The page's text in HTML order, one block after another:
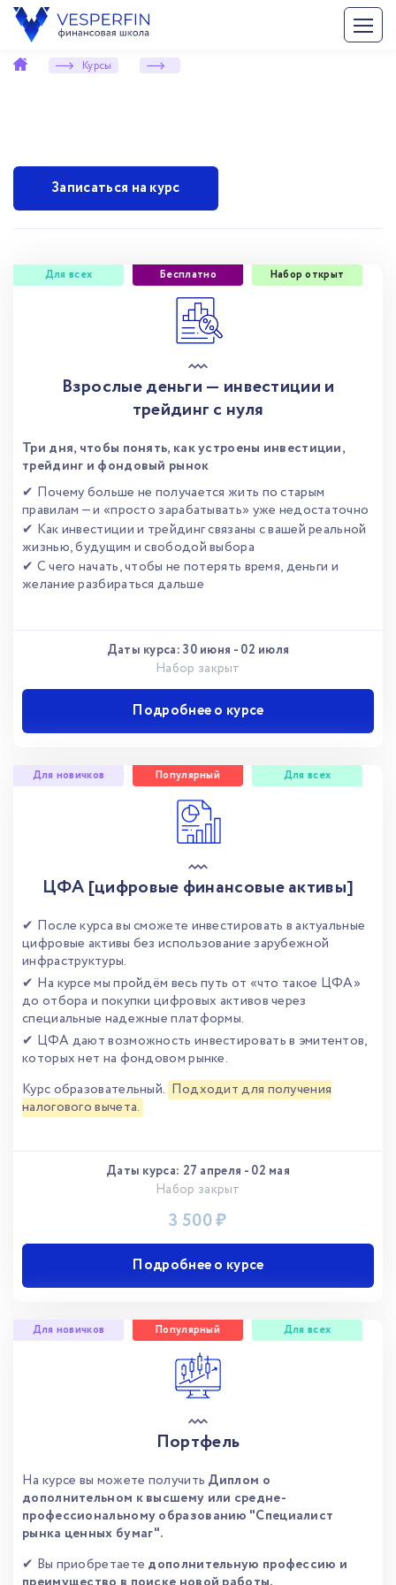
Курсы
Записаться на курс
Взрослые деньги — инвестиции и
трейдинг с нуля
Три дня, чтобы понять, как устроены инвестиции,
трейдинг и фондовый рынок
✔ Почему больше не получается жить по старым
правилам — и «просто зарабатывать» уже недостаточно
✔ Как инвестиции и трейдинг связаны с вашей реальной
жизнью, будущим и свободой выбора
✔ С чего начать, чтобы не потерять время, деньги и
желание разбираться дальше
Даты курса:30 июня - 02 июля
Набор закрыт
Подробнее о курсе
Для всех Бесплатно Набор открыт
ЦФА [цифровые финансовые активы]
✔ После курса вы сможете инвестировать в актуальные
цифровые активы без использование зарубежной
инфраструктуры.
✔ На курсе мы пройдём весь путь от «что такое ЦФА»
до отбора и покупки цифровых активов через
специальные надежные платформы.
✔ ЦФА дают возможность инвестировать в эмитентов,
которых нет на фондовом рынке.
Курс образовательный. Подходит для получения
налогового вычета.
Даты курса: 27 апреля - 02 мая
Набор закрыт
3 500 ₽
Подробнее о курсе
Для новичков Популярный Для всех
Портфель
На курсе вы можете получить Диплом о
дополнительном к высшему или средне-
профессиональному образованию "Специалист
рынка ценных бумаг".
✔ Вы приобретаете дополнительную профессию и
Для новичков Популярный Для всех